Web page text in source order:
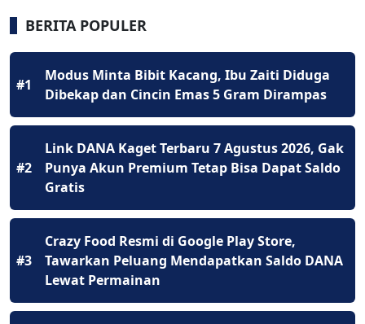
BERITA POPULER
#1
Modus Minta Bibit Kacang, Ibu Zaiti Diduga
Dibekap dan Cincin Emas 5 Gram Dirampas
#2
Link DANA Kaget Terbaru 7 Agustus 2026, Gak
Punya Akun Premium Tetap Bisa Dapat Saldo
Gratis
#3
Crazy Food Resmi di Google Play Store,
Tawarkan Peluang Mendapatkan Saldo DANA
Lewat Permainan